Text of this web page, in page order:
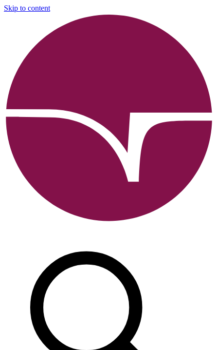
Skip to content